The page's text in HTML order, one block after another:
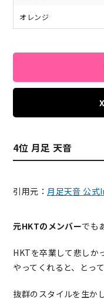
オレンジ
4位 月足 天音
引用元： 月足天音 公
元HKTのメンバーでも
HKTを卒業して悲しか
やってくれると、とっ
抜群のスタイルを生か